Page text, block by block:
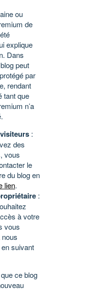
ou
de
explique
Dans
peut
par
rendant
tant que
n’a
:
des
vous
le
du blog en
lien.
:
à votre
vous
suivant
ce blog